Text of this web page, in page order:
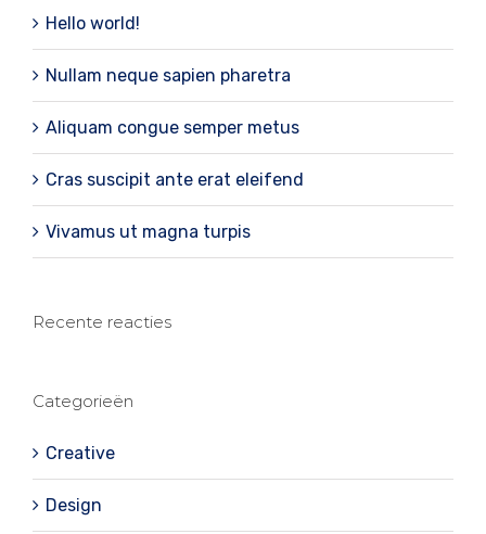
Hello world!
Nullam neque sapien pharetra
Aliquam congue semper metus
Cras suscipit ante erat eleifend
Vivamus ut magna turpis
Recente reacties
Categorieën
Creative
Design